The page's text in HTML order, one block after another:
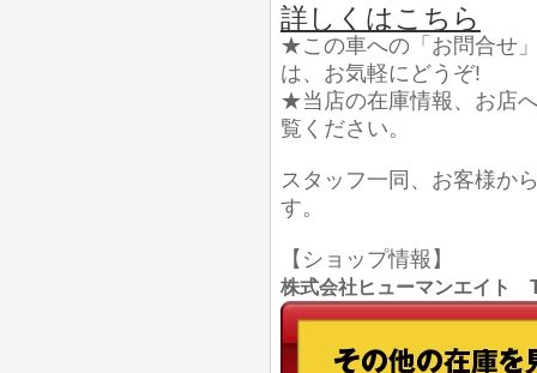
詳しくはこちら
★この車への「お問合せ
は、お気軽にどうぞ!
★当店の在庫情報、お店
覧ください。
スタッフ一同、お客様か
す。
【ショップ情報】
株式会社ヒューマンエイト